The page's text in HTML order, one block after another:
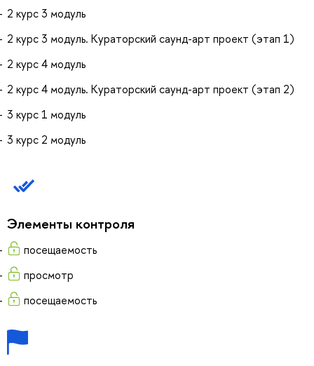
2 курс 3 модуль
2 курс 3 модуль. Кураторский саунд-арт проект (этап 1)
2 курс 4 модуль
2 курс 4 модуль. Кураторский саунд-арт проект (этап 2)
3 курс 1 модуль
3 курс 2 модуль
Элементы контроля
посещаемость
просмотр
посещаемость